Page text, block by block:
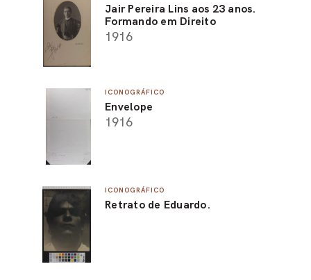
Jair Pereira Lins aos 23 anos.
Formando em Direito
1916
ICONOGRÁFICO
Envelope
1916
ICONOGRÁFICO
Retrato de Eduardo.